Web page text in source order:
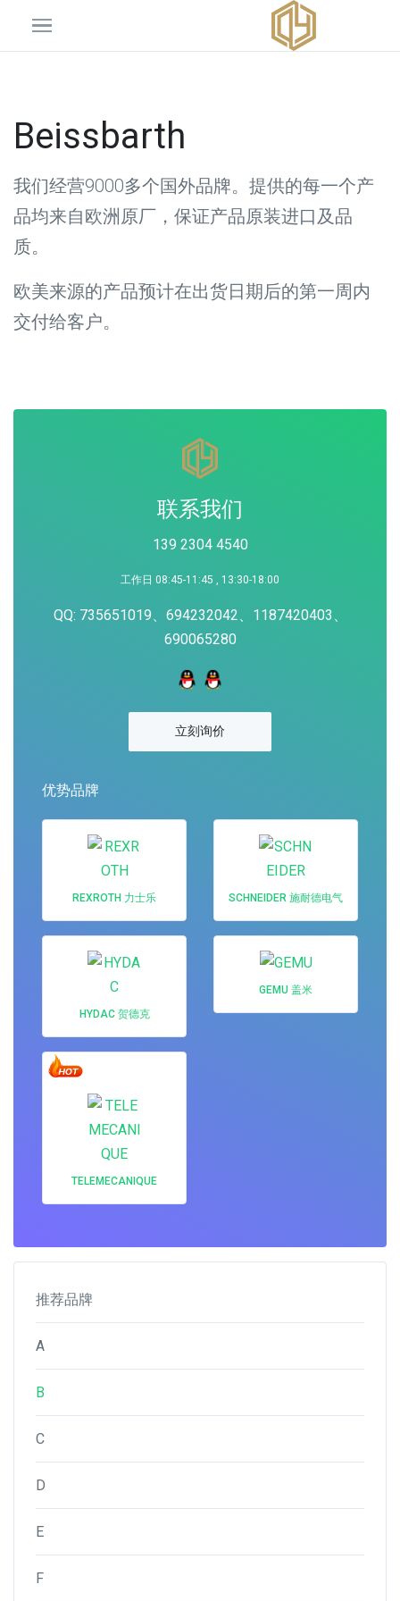
Beissbarth
我们经营9000多个国外品牌。提供的每一个产
品均来自欧洲原厂，保证产品原装进口及品
质。
欧美来源的产品预计在出货日期后的第一周内
交付给客户。
联系我们
139 2304 4540
工作日 08:45-11:45 , 13:30-18:00
QQ: 735651019、694232042、1187420403、
690065280
立刻询价
优势品牌
REXROTH 力士乐 SCHNEIDER 施耐德电气
HYDAC 贺德克
GEMU 盖米
TELEMECANIQUE
推荐品牌
A
B
C
D
E
F